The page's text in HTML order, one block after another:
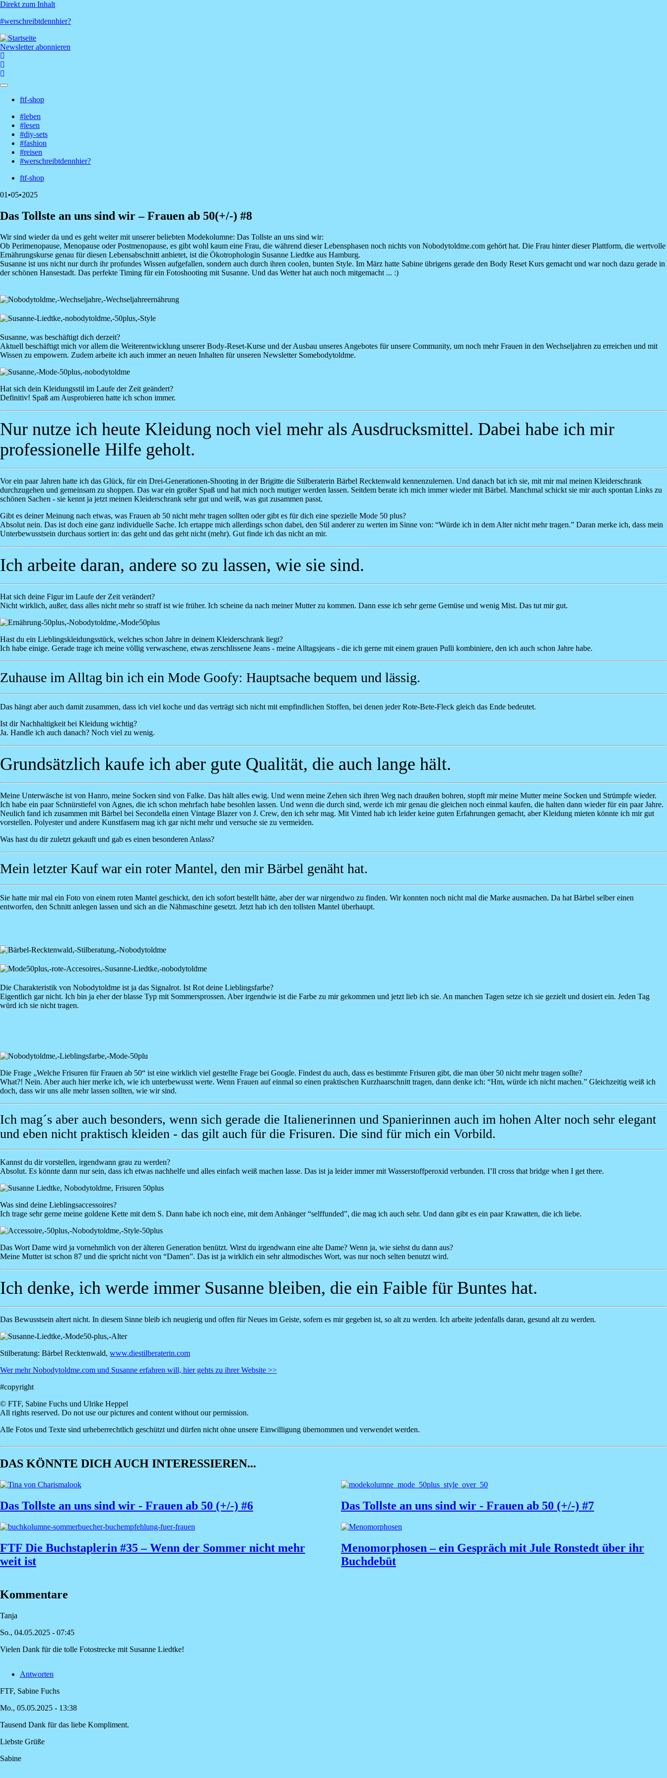
Direkt zum Inhalt
#werschreibtdennhier?
Newsletter abonnieren
Menü
ftf-shop
Hauptnavigation
#leben
#lesen
#diy-sets
#fashion
#reisen
#werschreibtdennhier?
Menü
ftf-shop
01•05•2025
Das Tollste an uns sind wir – Frauen ab 50(+/-) #8
Wir sind wieder da und es geht weiter mit unserer beliebten Modekolumne: Das Tollste an uns sind wir:
Ob Perimenopause, Menopause oder Postmenopause, es gibt wohl kaum eine Frau, die während dieser Lebensphasen noch nichts von Nobodytoldme.com gehört hat. Die Frau hinter dieser Plattform, die wertvolle
Ernährungskurse genau für diesen Lebensabschnitt anbietet, ist die Ökotrophologin Susanne Liedtke aus Hamburg.
Susanne ist uns nicht nur durch ihr profundes Wissen aufgefallen, sondern auch durch ihren coolen, bunten Style. Im März hatte Sabine übrigens gerade den Body Reset Kurs gemacht und war noch dazu gerade in
der schönen Hansestadt. Das perfekte Timing für ein Fotoshooting mit Susanne. Und das Wetter hat auch noch mitgemacht ... :)
Susanne, was beschäftigt dich derzeit?
Aktuell beschäftigt mich vor allem die Weiterentwicklung unserer Body-Reset-Kurse und der Ausbau unseres Angebotes für unsere Community, um noch mehr Frauen in den Wechseljahren zu erreichen und mit
Wissen zu empowern. Zudem arbeite ich auch immer an neuen Inhalten für unseren Newsletter Somebodytoldme.
Image
Hat sich dein Kleidungsstil im Laufe der Zeit geändert?
Definitiv! Spaß am Ausprobieren hatte ich schon immer.
Nur nutze ich heute Kleidung noch viel mehr als Ausdrucksmittel. Dabei habe ich mir
professionelle Hilfe geholt.
Vor ein paar Jahren hatte ich das Glück, für ein Drei-Generationen-Shooting in der Brigitte die Stilberaterin Bärbel Recktenwald kennenzulernen. Und danach bat ich sie, mit mir mal meinen Kleiderschrank
durchzugehen und gemeinsam zu shoppen. Das war ein großer Spaß und hat mich noch mutiger werden lassen. Seitdem berate ich mich immer wieder mit Bärbel. Manchmal schickt sie mir auch spontan Links zu
schönen Sachen - sie kennt ja jetzt meinen Kleiderschrank sehr gut und weiß, was gut zusammen passt.
Gibt es deiner Meinung nach etwas, was Frauen ab 50 nicht mehr tragen sollten oder gibt es für dich eine spezielle Mode 50 plus?
Absolut nein. Das ist doch eine ganz individuelle Sache. Ich ertappe mich allerdings schon dabei, den Stil anderer zu werten im Sinne von: “Würde ich in dem Alter nicht mehr tragen.” Daran merke ich, dass mein
Unterbewusstsein durchaus sortiert in: das geht und das geht nicht (mehr). Gut finde ich das nicht an mir.
Ich arbeite daran, andere so zu lassen, wie sie sind.
Hat sich deine Figur im Laufe der Zeit verändert?
Nicht wirklich, außer, dass alles nicht mehr so straff ist wie früher. Ich scheine da nach meiner Mutter zu kommen. Dann esse ich sehr gerne Gemüse und wenig Mist. Das tut mir gut.
Image
Hast du ein Lieblingskleidungsstück, welches schon Jahre in deinem Kleiderschrank liegt?
Ich habe einige. Gerade trage ich meine völlig verwaschene, etwas zerschlissene Jeans - meine Alltagsjeans - die ich gerne mit einem grauen Pulli kombiniere, den ich auch schon Jahre habe.
Zuhause im Alltag bin ich ein Mode Goofy: Hauptsache bequem und lässig.
Das hängt aber auch damit zusammen, dass ich viel koche und das verträgt sich nicht mit empfindlichen Stoffen, bei denen jeder Rote-Bete-Fleck gleich das Ende bedeutet.
Ist dir Nachhaltigkeit bei Kleidung wichtig?
Ja. Handle ich auch danach? Noch viel zu wenig.
Grundsätzlich kaufe ich aber gute Qualität, die auch lange hält.
Meine Unterwäsche ist von Hanro, meine Socken sind von Falke. Das hält alles ewig. Und wenn meine Zehen sich ihren Weg nach draußen bohren, stopft mir meine Mutter meine Socken und Strümpfe wieder.
Ich habe ein paar Schnürstiefel von Agnes, die ich schon mehrfach habe besohlen lassen. Und wenn die durch sind, werde ich mir genau die gleichen noch einmal kaufen, die halten dann wieder für ein paar Jahre.
Neulich fand ich zusammen mit Bärbel bei Secondella einen Vintage Blazer von J. Crew, den ich sehr mag. Mit Vinted hab ich leider keine guten Erfahrungen gemacht, aber Kleidung mieten könnte ich mir gut
vorstellen. Polyester und andere Kunstfasern mag ich gar nicht mehr und versuche sie zu vermeiden.
Was hast du dir zuletzt gekauft und gab es einen besonderen Anlass?
Mein letzter Kauf war ein roter Mantel, den mir Bärbel genäht hat.
Sie hatte mir mal ein Foto von einem roten Mantel geschickt, den ich sofort bestellt hätte, aber der war nirgendwo zu finden. Wir konnten noch nicht mal die Marke ausmachen. Da hat Bärbel selber einen
entworfen, den Schnitt anlegen lassen und sich an die Nähmaschine gesetzt. Jetzt hab ich den tollsten Mantel überhaupt.
Die Charakteristik von Nobodytoldme ist ja das Signalrot. Ist Rot deine Lieblingsfarbe?
Eigentlich gar nicht. Ich bin ja eher der blasse Typ mit Sommersprossen. Aber irgendwie ist die Farbe zu mir gekommen und jetzt lieb ich sie. An manchen Tagen setze ich sie gezielt und dosiert ein. Jeden Tag
würd ich sie nicht tragen.
Image
Die Frage „Welche Frisuren für Frauen ab 50“ ist eine wirklich viel gestellte Frage bei Google. Findest du auch, dass es bestimmte Frisuren gibt, die man über 50 nicht mehr tragen sollte?
What?! Nein. Aber auch hier merke ich, wie ich unterbewusst werte. Wenn Frauen auf einmal so einen praktischen Kurzhaarschnitt tragen, dann denke ich: “Hm, würde ich nicht machen.” Gleichzeitig weiß ich
doch, dass wir uns alle mehr lassen sollten, wie wir sind.
Ich mag´s aber auch besonders, wenn sich gerade die Italienerinnen und Spanierinnen auch im hohen Alter noch sehr elegant
und eben nicht praktisch kleiden - das gilt auch für die Frisuren. Die sind für mich ein Vorbild.
Kannst du dir vorstellen, irgendwann grau zu werden?
Absolut. Es könnte dann nur sein, dass ich etwas nachhelfe und alles einfach weiß machen lasse. Das ist ja leider immer mit Wasserstoffperoxid verbunden. I’ll cross that bridge when I get there.
Image
Was sind deine Lieblingsaccessoires?
Ich trage sehr gerne meine goldene Kette mit dem S. Dann habe ich noch eine, mit dem Anhänger “selffunded”, die mag ich auch sehr. Und dann gibt es ein paar Krawatten, die ich liebe.
Image
Das Wort Dame wird ja vornehmlich von der älteren Generation benützt. Wirst du irgendwann eine alte Dame? Wenn ja, wie siehst du dann aus?
Meine Mutter ist schon 87 und die spricht nicht von “Damen”. Das ist ja wirklich ein sehr altmodisches Wort, was nur noch selten benutzt wird.
Ich denke, ich werde immer Susanne bleiben, die ein Faible für Buntes hat.
Das Bewusstsein altert nicht. In diesem Sinne bleib ich neugierig und offen für Neues im Geiste, sofern es mir gegeben ist, so alt zu werden. Ich arbeite jedenfalls daran, gesund alt zu werden.
Image
Stilberatung: Bärbel Recktenwald, www.diestilberaterin.com
Wer mehr Nobodytoldme.com und Susanne erfahren will, hier gehts zu ihrer Website >>
#copyright
© FTF, Sabine Fuchs und Ulrike Heppel
All rights reserved. Do not use our pictures and content without our permission.
Alle Fotos und Texte sind urheberrechtlich geschützt und dürfen nicht ohne unsere Einwilligung übernommen und verwendet werden.
DAS KÖNNTE DICH AUCH INTERESSIEREN...
Das Tollste an uns sind wir - Frauen ab 50 (+/-) #6 Das Tollste an uns sind wir - Frauen ab 50 (+/-) #7
FTF Die Buchstaplerin #35 – Wenn der Sommer nicht mehr
weit ist
Menomorphosen – ein Gespräch mit Jule Ronstedt über ihr
Buchdebüt
Kommentare
Tanja
So., 04.05.2025 - 07:45
Vielen Dank für die tolle Fotostrecke mit Susanne Liedtke!
Antworten
FTF, Sabine Fuchs
Mo., 05.05.2025 - 13:38
auf
Dank
Tausend Dank für das liebe Kompliment.
Liebste Grüße
Sabine